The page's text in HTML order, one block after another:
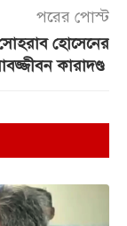
পরের পোস্ট
হোসেনের
কারাদণ্ড